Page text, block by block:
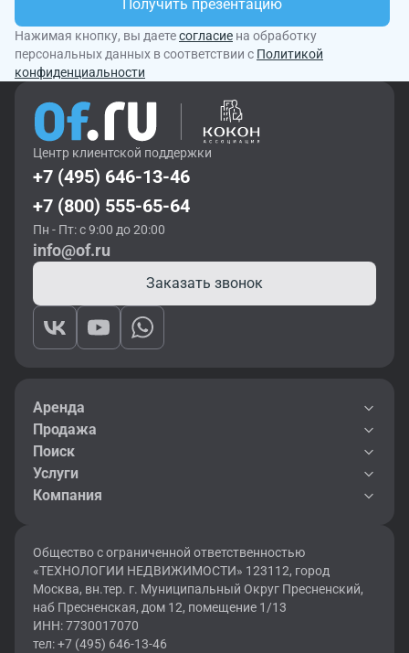
Получить презентацию
Нажимая кнопку, вы даетесогласие на обработку
персональных данных в соответствии с Политикой
конфиденциальности
Центр клиентской поддержки
+7 (495) 646-13-46
+7 (800) 555-65-64
Пн - Пт: с 9:00 до 20:00
info@of.ru
Заказать звонок
Аренда
Продажа
Поиск
Услуги
Компания
Общество с ограниченной ответственностью
«ТЕХНОЛОГИИ НЕДВИЖИМОСТИ» 123112, город
Москва, вн.тер. г. Муниципальный Округ Пресненский,
наб Пресненская, дом 12, помещение 1/13
ИНН: 7730017070
тел: +7 (495) 646-13-46